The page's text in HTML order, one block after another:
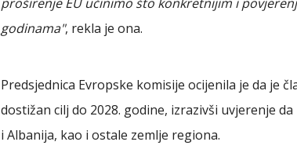
godinama", rekla je ona.
Predsjednica Evropske komisije ocijenila je da je
dostižan cilj do 2028. godine, izrazivši uvjerenje
i Albanija, kao i ostale zemlje regiona.